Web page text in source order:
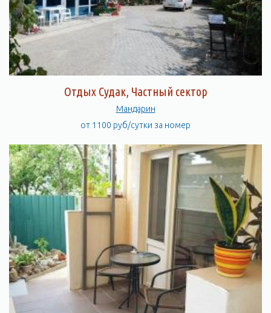
Отдых Судак, Частный сектор
Мандарин
от 1100 руб/сутки за номер